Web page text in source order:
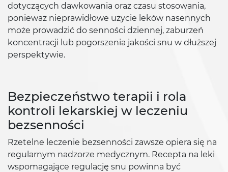
dotyczących dawkowania oraz czasu stosowania,
ponieważ nieprawidłowe użycie leków nasennych
może prowadzić do senności dziennej, zaburzeń
koncentracji lub pogorszenia jakości snu w dłuższej
perspektywie.
Bezpieczeństwo terapii i rola
kontroli lekarskiej w leczeniu
bezsenności
Rzetelne leczenie bezsenności zawsze opiera się na
regularnym nadzorze medycznym. Recepta na leki
wspomagające regulację snu powinna być